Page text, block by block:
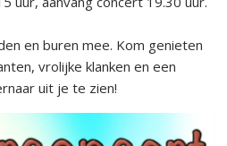
en buren mee. Kom genieten
vrolijke klanken en een
uit je te zien!